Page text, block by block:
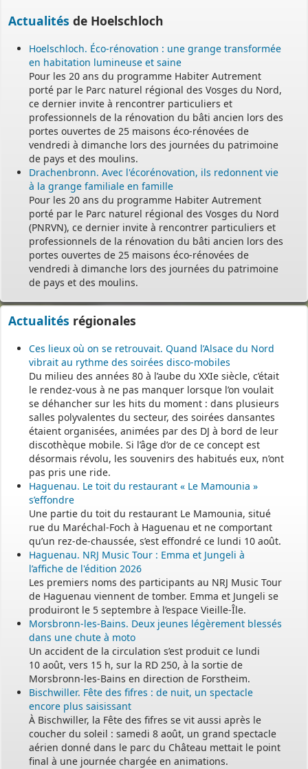
Actualités de Hoelschloch
Hoelschloch. Éco-rénovation : une grange transformée
en habitation lumineuse et saine
Pour les 20 ans du programme Habiter Autrement
porté par le Parc naturel régional des Vosges du Nord,
ce dernier invite à rencontrer particuliers et
professionnels de la rénovation du bâti ancien lors des
portes ouvertes de 25 maisons éco-rénovées de
vendredi à dimanche lors des journées du patrimoine
de pays et des moulins.
Drachenbronn. Avec l'écorénovation, ils redonnent vie
à la grange familiale en famille
Pour les 20 ans du programme Habiter Autrement
porté par le Parc naturel régional des Vosges du Nord
(PNRVN), ce dernier invite à rencontrer particuliers et
professionnels de la rénovation du bâti ancien lors des
portes ouvertes de 25 maisons éco-rénovées de
vendredi à dimanche lors des journées du patrimoine
de pays et des moulins.
Actualités régionales
Ces lieux où on se retrouvait. Quand l’Alsace du Nord
vibrait au rythme des soirées disco-mobiles
Du milieu des années 80 à l’aube du XXIe siècle, c’était
le rendez-vous à ne pas manquer lorsque l’on voulait
se déhancher sur les hits du moment : dans plusieurs
salles polyvalentes du secteur, des soirées dansantes
étaient organisées, animées par des DJ à bord de leur
discothèque mobile. Si l’âge d’or de ce concept est
désormais révolu, les souvenirs des habitués eux, n’ont
pas pris une ride.
Haguenau. Le toit du restaurant « Le Mamounia »
s’effondre
Une partie du toit du restaurant Le Mamounia, situé
rue du Maréchal-Foch à Haguenau et ne comportant
qu’un rez-de-chaussée, s’est effondré ce lundi 10 août.
Haguenau. NRJ Music Tour : Emma et Jungeli à
l’affiche de l'édition 2026
Les premiers noms des participants au NRJ Music Tour
de Haguenau viennent de tomber. Emma et Jungeli se
produiront le 5 septembre à l’espace Vieille-Île.
Morsbronn-les-Bains. Deux jeunes légèrement blessés
dans une chute à moto
Un accident de la circulation s’est produit ce lundi
10 août, vers 15 h, sur la RD 250, à la sortie de
Morsbronn-les-Bains en direction de Forstheim.
Bischwiller. Fête des fifres : de nuit, un spectacle
encore plus saisissant
À Bischwiller, la Fête des fifres se vit aussi après le
coucher du soleil : samedi 8 août, un grand spectacle
aérien donné dans le parc du Château mettait le point
final à une journée chargée en animations.